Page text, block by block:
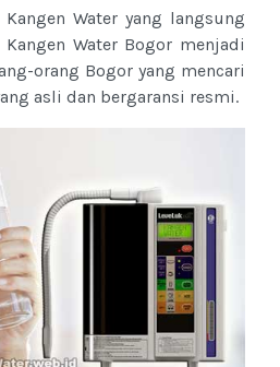
Water yang langsung
Water Bogor menjadi
orang Bogor yang mencari
asli dan bergaransi resmi.